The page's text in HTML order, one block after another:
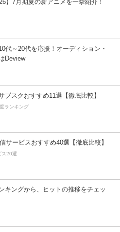
】7月期夏の新アニメを一挙紹介！
代～20代を応援！オーディション・
Deview
ブスクおすすめ11選【徹底比較】
ランキング
サービスおすすめ40選【徹底比較】
ス20選
キングから、ヒットの推移をチェッ